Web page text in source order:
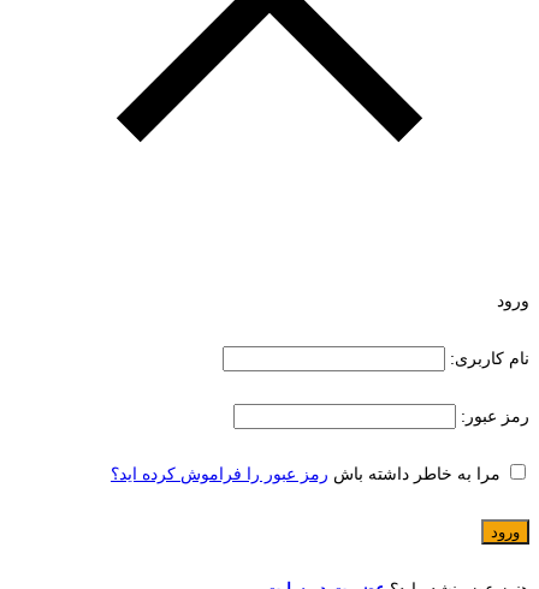
ورود
نام کاربری:
رمز عبور:
مرا به خاطر داشته باش رمز عبور را فراموش کرده اید؟